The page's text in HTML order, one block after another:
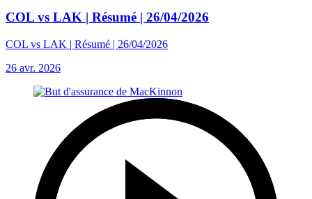
COL vs LAK | Résumé | 26/04/2026
COL vs LAK | Résumé | 26/04/2026
26 avr. 2026